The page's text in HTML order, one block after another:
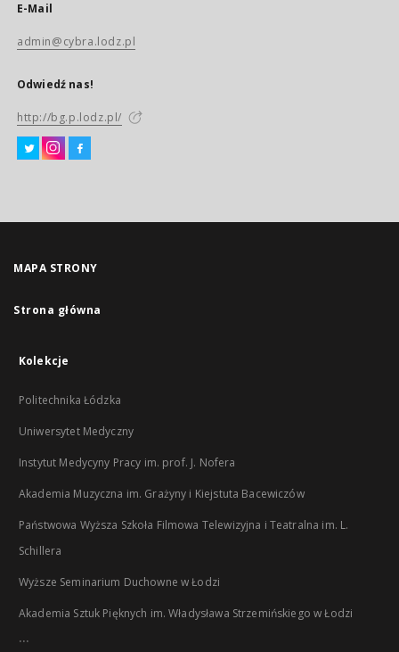
E-Mail
admin@cybra.lodz.pl
Odwiedź nas!
http://bg.p.lodz.pl/
MAPA STRONY
Strona główna
Kolekcje
Politechnika Łódzka
Uniwersytet Medyczny
Instytut Medycyny Pracy im. prof. J. Nofera
Akademia Muzyczna im. Grażyny i Kiejstuta Bacewiczów
Państwowa Wyższa Szkoła Filmowa Telewizyjna i Teatralna im. L.
Schillera
Wyższe Seminarium Duchowne w Łodzi
Akademia Sztuk Pięknych im. Władysława Strzemińskiego w Łodzi
...